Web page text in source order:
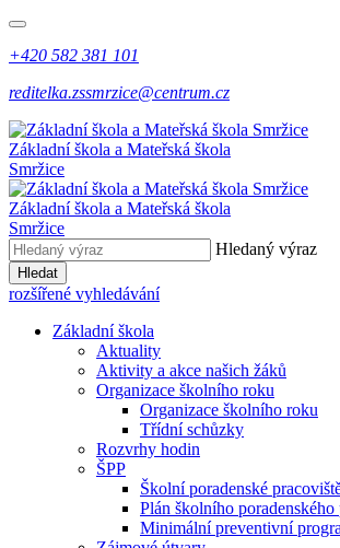
+420 582 381 101
reditelka.zssmrzice@centrum.cz
Základní škola a Mateřská škola
Smržice
Základní škola a Mateřská škola
Smržice
Hledaný výraz
Hledat
rozšířené vyhledávání
Základní škola
Aktuality
Aktivity a akce našich žáků
Organizace školního roku
Organizace školního roku
Třídní schůzky
Rozvrhy hodin
ŠPP
Školní poradenské
Plán školního poradenského
Minimální preventivní